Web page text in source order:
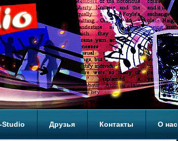
Studio Друзья Контакты О нас